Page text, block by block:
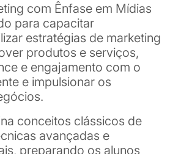
com Ênfase em Mídias
para capacitar
estratégias de marketing
produtos e serviços,
e engajamento com o
e impulsionar os
conceitos clássicos de
avançadas e
preparando os alunos